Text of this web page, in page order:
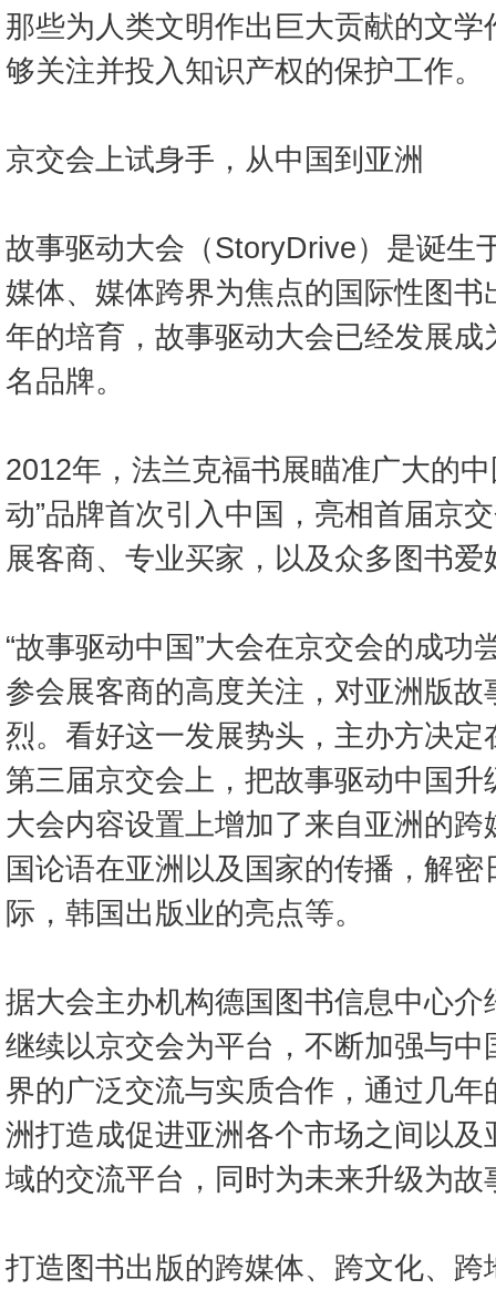
那些为人类文明作出巨大贡献的文
够关注并投入知识产权的保护工作。
京交会上试身手，从中国到亚洲
故事驱动大会（StoryDrive）是诞生
媒体、媒体跨界为焦点的国际性图
年的培育，故事驱动大会已经发展
名品牌。
2012年，法兰克福书展瞄准广大的
动”品牌首次引入中国，亮相首届京
展客商、专业买家，以及众多图书爱
“故事驱动中国”大会在京交会的成功
参会展客商的高度关注，对亚洲版
烈。看好这一发展势头，主办方决
第三届京交会上，把故事驱动中国
大会内容设置上增加了来自亚洲的
国论语在亚洲以及国家的传播，解
际，韩国出版业的亮点等。
据大会主办机构德国图书信息中心
继续以京交会为平台，不断加强与
界的广泛交流与实质合作，通过几
洲打造成促进亚洲各个市场之间以
域的交流平台，同时为未来升级为
打造图书出版的跨媒体、跨文化、跨